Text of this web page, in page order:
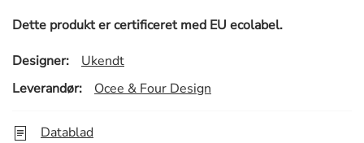
Dette produkt er certificeret med EU ecolabel.
Designer:
Ukendt
Leverandør:
Ocee & Four Design
Datablad